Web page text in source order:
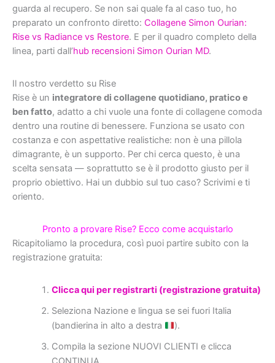
guarda al recupero. Se non sai quale fa al caso tuo, ho
preparato un confronto diretto: Collagene Simon Ourian:
Rise vs Radiance vs Restore. E per il quadro completo della
linea, parti dall’hub recensioni Simon Ourian MD.
Il nostro verdetto su Rise
Rise è un integratore di collagene quotidiano, pratico e
ben fatto, adatto a chi vuole una fonte di collagene comoda
dentro una routine di benessere. Funziona se usato con
costanza e con aspettative realistiche: non è una pillola
dimagrante, è un supporto. Per chi cerca questo, è una
scelta sensata — soprattutto se è il prodotto giusto per il
proprio obiettivo. Hai un dubbio sul tuo caso? Scrivimi e ti
oriento.
Pronto a provare Rise? Ecco come acquistarlo
Ricapitoliamo la procedura, così puoi partire subito con la
registrazione gratuita:
Clicca qui per registrarti (registrazione gratuita)
Seleziona Nazione e lingua se sei fuori Italia
(bandierina in alto a destra
).
Compila la sezione NUOVI CLIENTI e clicca